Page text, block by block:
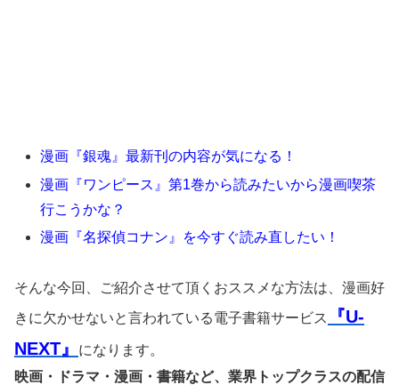
漫画『銀魂』最新刊の内容が気になる！
漫画『ワンピース』第1巻から読みたいから漫画喫茶
行こうかな？
漫画『名探偵コナン』を今すぐ読み直したい！
そんな今回、ご紹介させて頂くおススメな方法は、漫画好
きに欠かせないと言われている電子書籍サービス
『U-
NEXT』
になります。
映画・ドラマ・漫画・書籍など、業界トップクラスの配信